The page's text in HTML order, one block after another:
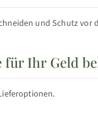
und Schutz
für Ihr Geld